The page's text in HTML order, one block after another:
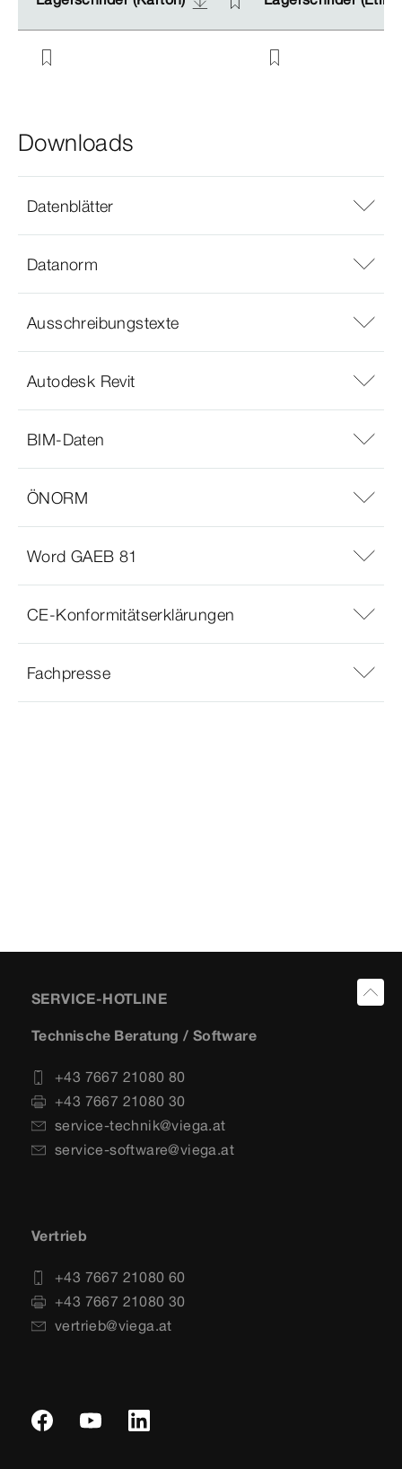
Downloads
Datenblätter
Datanorm
Ausschreibungstexte
Autodesk Revit
BIM-Daten
ÖNORM
Word GAEB 81
CE-Konformitätserklärungen
Fachpresse
SERVICE-HOTLINE
Technische Beratung / Software
+43 7667 21080 80
+43 7667 21080 30
service-technik@viega.at
service-software@viega.at
Vertrieb
+43 7667 21080 60
+43 7667 21080 30
vertrieb@viega.at